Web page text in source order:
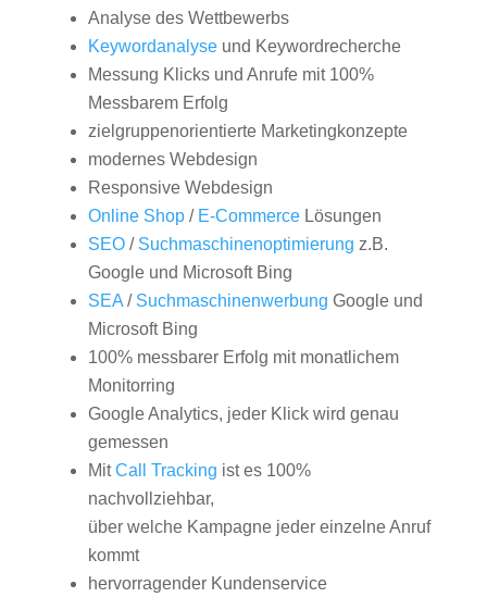
Analyse des Wettbewerbs
Keywordanalyseund Keywordrecherche
Messung Klicks und Anrufe mit 100%
Messbarem Erfolg
zielgruppenorientierte Marketingkonzepte
modernes Webdesign
Responsive Webdesign
Online Shop/ E-CommerceLösungen
SEO/ Suchmaschinenoptimierung z.B.
Google und Microsoft Bing
SEA/ Suchmaschinenwerbung Google und
Microsoft Bing
100% messbarer Erfolg mit monatlichem
Monitorring
Google Analytics, jeder Klick wird genau
gemessen
MitCall Tracking ist es 100%
nachvollziehbar,
über welche Kampagne jeder einzelne Anruf
kommt
hervorragender Kundenservice